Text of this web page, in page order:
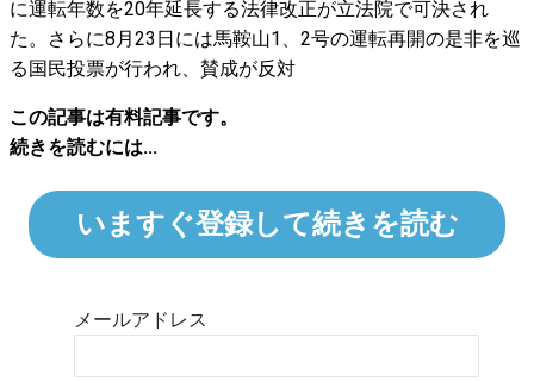
に運転年数を20年延長する法律改正が立法院で可決され
た。さらに8月23日には馬鞍山1、2号の運転再開の是非を巡
る国民投票が行われ、賛成が反対
この記事は有料記事です。
続きを読むには...
いますぐ登録して続きを読む
メールアドレス